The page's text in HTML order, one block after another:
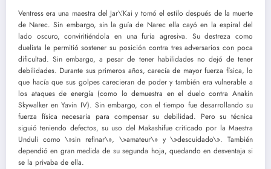
Ventress era una maestra del Jar\’Kai y tomó el estilo después de la muerte
de Narec. Sin embargo, sin la guía de Narec ella cayó en la espiral del
lado oscuro, conviritiéndola en una furia agresiva. Su destreza como
duelista le permitió sostener su posición contra tres adversarios con poca
dificultad. Sin embargo, a pesar de tener habilidades no dejó de tener
debilidades. Durante sus primeros años, carecía de mayor fuerza física, lo
que hacía que sus golpes carecieran de poder y también era vulnerable a
los ataques de energía (como lo demuestra en el duelo contra Anakin
Skywalker en Yavin IV). Sin embargo, con el tiempo fue desarrollando su
fuerza física necesaria para compensar su debilidad. Pero su técnica
siguió teniendo defectos, su uso del Makashifue criticado por la Maestra
Unduli como \»sin refinar\», \»amateur\» y \»descuidado\». También
dependió en gran medida de su segunda hoja, quedando en desventaja si
se la privaba de ella.